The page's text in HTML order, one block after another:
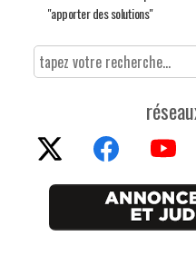
"apporter des solutions"